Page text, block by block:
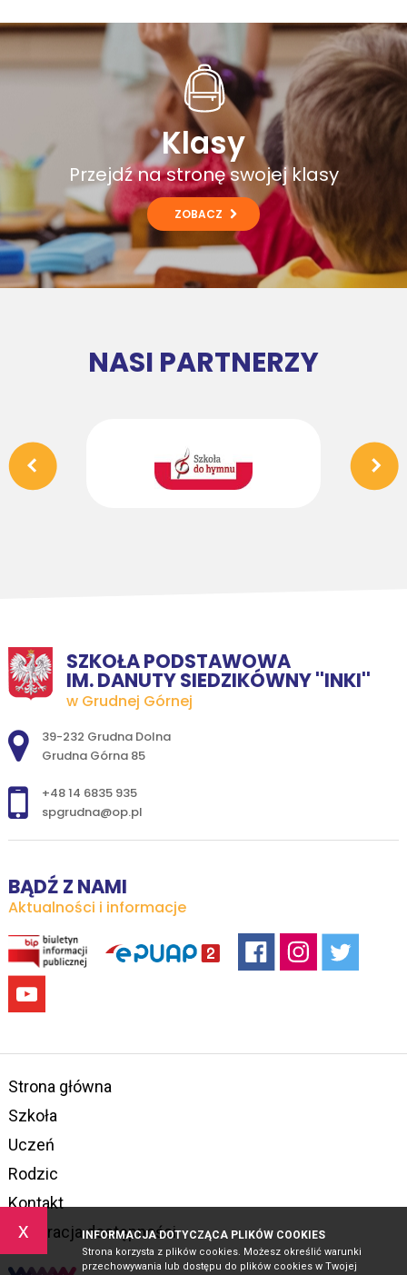
x INFORMACJA DOTYCZĄCA PLIKÓW COOKIES
Strona korzysta z plików cookies. Możesz określić warunki
przechowywania lub dostępu do plików cookies w Twojej
Klasy
Przejdź na stronę swojej klasy
ZOBACZ
NASI PARTNERZY
SZKOŁA PODSTAWOWA
IM. DANUTY SIEDZIKÓWNY ''INKI''
w Grudnej Górnej
Adres pocztowy:
39-232 Grudna Dolna
Grudna Górna 85
+48 14 6835 935
spgrudna@op.pl
BĄDŹ Z NAMI
Aktualności i informacje
Strona główna
Szkoła
Uczeń
Rodzic
Kontakt
Deklaracja dostępności